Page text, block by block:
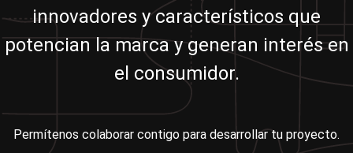
innovadores y característicos que
potencian la marca y generan interés en
el consumidor.
Permítenos colaborar contigo para desarrollar tu proyecto.